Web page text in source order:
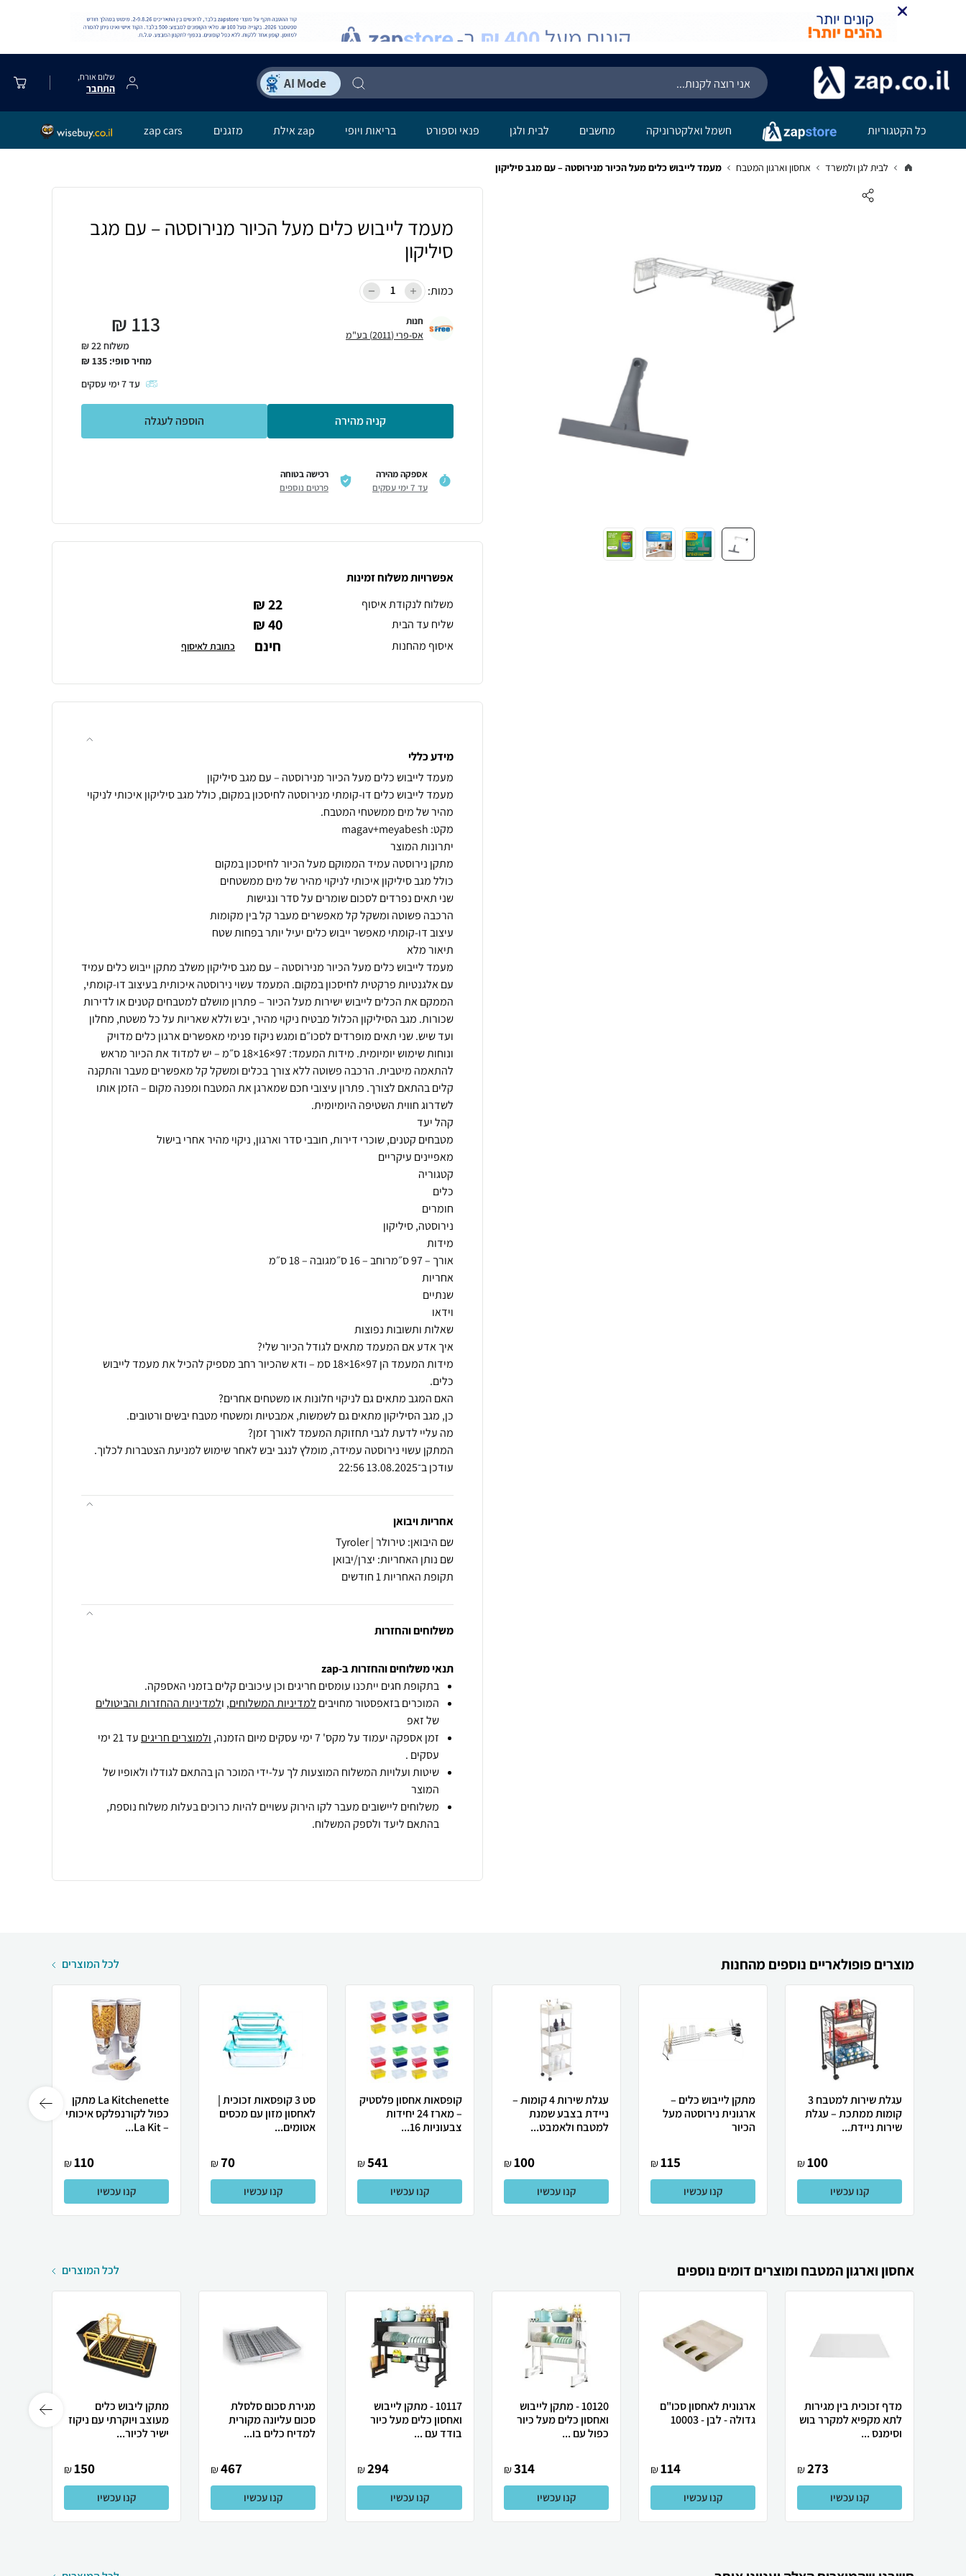
שלום אורח,
התחבר
כל הקטגוריות חשמל ואלקטרוניקה מחשבים לבית ולגן פנאי וספורט בריאות ויופי zap אילת מזגנים zap cars
לבית לגן ולמשרד אחסון וארגון המטבח מעמד לייבוש כלים מעל הכיור מנירוסטה – עם מגב סיליקון
מעמד לייבוש כלים מעל הכיור מנירוסטה – עם מגב
סיליקון
כמות:
חנות
אס-פרי (2011) בע"מ 113
₪
משלוח 22 ₪
מחיר סופי: 135
₪
עד7ימי עסקים
קניה מהירה הוספה לעגלה
אספקה מהירה
עד 7 ימי עסקים
רכישה בטוחה
פרטים נוספים
אפשרויות משלוח זמינות
משלוח לנקודת איסוף
22 ₪
שליח עד הבית 40 ₪
איסוף מהחנות חינם כתובת לאיסוף
מידע כללי
מעמד לייבוש כלים דו-קומתי מנירוסטה לחיסכון במקום, כולל מגב סיליקון איכותי לניקוי
מעמד לייבוש כלים מעל הכיור מנירוסטה – עם מגב סיליקון משלב מתקן ייבוש כלים עמיד
עם אלגנטיות פרקטית לחיסכון במקום. המעמד עשוי נירוסטה איכותית בעיצוב דו-קומתי,
הממקם את הכלים לייבוש ישירות מעל הכיור – פתרון מושלם למטבחים קטנים או לדירות
שכורות. מגב הסיליקון הכלול מבטיח ניקוי מהיר, יבש וללא שאריות על כל משטח, מחלון
ועד שיש. שני תאים מופרדים לסכו״ם ומגש ניקוז פנימי מאפשרים ארגון כלים מדויק
ונוחות שימוש יומיומית. מידות המעמד: 97×16×18 ס״מ – יש למדוד את הכיור מראש
להתאמה מיטבית. הרכבה פשוטה ללא צורך בכלים ומשקל קל מאפשרים מעבר והתקנה
קלים בהתאם לצורך. פתרון עיצובי חכם שמארגן את המטבח ומפנה מקום – הזמן אותו
מידות המעמד הן 97×16×18 סמ – ודא שהכיור רחב מספיק להכיל את מעמד לייבוש
עודכן ב־13.08.2025 22:56
אחריות ויבואן
שם היבואן: טירולר | Tyroler
שם נותן האחריות: יצרן/יבואן
תקופת האחריות 1 חודשים
משלוחים והחזרות
תנאי משלוחים והחזרות ב-zap
בתקופת חגים ייתכנו עומסים חריגים וכן עיכובים קלים בזמני האספקה.
המוכרים בזאפסטור מחויבים למדיניות המשלוחים, ולמדיניות ההחזרות והביטולים
של זאפ
זמן אספקה יעמוד על מקס' 7 ימי עסקים מיום הזמנה,
ולמוצרים חריגים
עד 21 ימי
עסקים .
שיטות ועלויות המשלוח המוצעות לך על-ידי המוכר הן בהתאם לגודלו ולאופיו של
המוצר
משלוחים ליישובים מעבר לקו הירוק עשויים להיות כרוכים בעלות משלוח נוספת,
בהתאם ליעד ולספק המשלוח.
מוצרים פופולאריים נוספים מהחנות לכל המוצרים
עגלת שירות למטבח 3
קומות ממתכת – עגלת
שירות ניידת...
100
₪
קנו עכשיו
מתקן לייבוש כלים –
ארגונית נירוסטה מעל
הכיור
115
₪
קנו עכשיו
עגלת שירות 4 קומות –
ניידת בצבע שמנת
למטבח ולאמבט...
100
₪
קנו עכשיו
קופסאות אחסון פלסטיק
– מארז 24 יחידות
צבעוניות 16...
541
₪
קנו עכשיו
סט 3 קופסאות זכוכית |
לאחסון מזון עם מכסים
אטומים...
70
₪
קנו עכשיו
La Kitchenette מתקן
כפול לקורנפלקס איכותי
– La Kit...
110
₪
קנו עכשיו
אחסון וארגון המטבח ומוצרים דומים נוספים לכל המוצרים
מדף זכוכית בין מגירות
לתא מקפיא למקרר בוש
וסימנס ...
273
₪
קנו עכשיו
ארגונית לאחסון סכו"ם
גדולה - לבן - 10003
114
₪
קנו עכשיו
10120 - מתקן לייבוש
ואחסון כלים מעל כיור
כפול עם ...
314
₪
קנו עכשיו
10117 - מתקן לייבוש
ואחסון כלים מעל כיור
בודד עם ...
294
₪
קנו עכשיו
מגירת סכום סלסלת
סכום עליונה מקורית
למדיח כלים בו...
467
₪
קנו עכשיו
מתקן ליבוש כלים
מעוצב ויוקרתי עם ניקוז
ישיר לכיור...
150
₪
קנו עכשיו